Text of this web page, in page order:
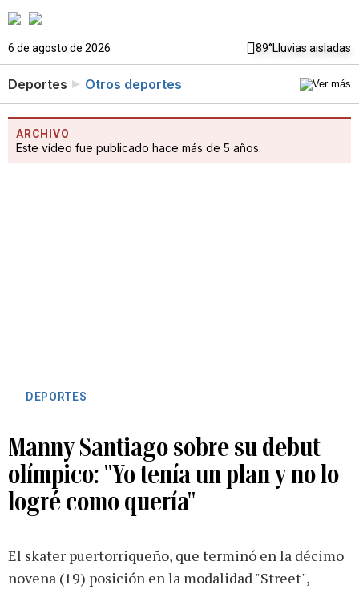
6 de agosto de 2026 89°Lluvias aisladas
Deportes Otros deportes
ARCHIVO
Este vídeo fue publicado hace más de 5 años.
DEPORTES
Manny Santiago sobre su debut
olímpico: "Yo tenía un plan y no lo
logré como quería"
El skater puertorriqueño, que terminó en la décimo
novena (19) posición en la modalidad "Street",